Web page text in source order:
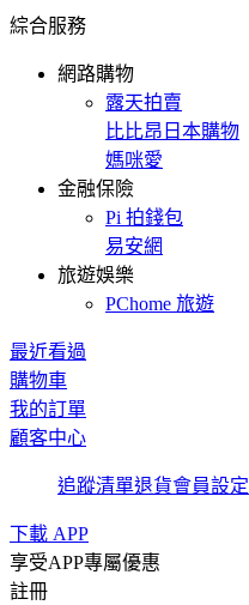
綜合服務
網路購物
露天拍賣
比比昂日本購物
媽咪愛
金融保險
Pi 拍錢包
易安網
旅遊娛樂
PChome 旅遊
最近看過
購物車
我的訂單
顧客中心
追蹤清單退貨會員設定
下載 APP
享受APP專屬優惠
註冊